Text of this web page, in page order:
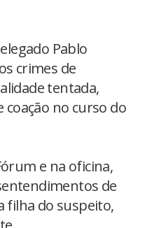
Pablo
crimes de
tentada,
coação no curso do
e na oficina,
de
filha do suspeito,